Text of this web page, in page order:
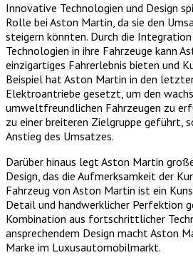
Innovative Technologien und Design
Rolle bei Aston Martin, da sie den
steigern könnten. Durch die
Technologien in ihre Fahrzeuge kann
einzigartiges Fahrerlebnis bieten und
Beispiel hat Aston Martin in den
Elektroantriebe gesetzt, um den
umweltfreundlichen Fahrzeugen zu
zu einer breiteren Zielgruppe geführt,
Anstieg des Umsatzes.
Darüber hinaus legt Aston Martin
Design, das die Aufmerksamkeit der
Fahrzeug von Aston Martin ist ein
Detail und handwerklicher Perfektion
Kombination aus fortschrittlicher
ansprechendem Design macht Aston
Marke im Luxusautomobilmarkt.